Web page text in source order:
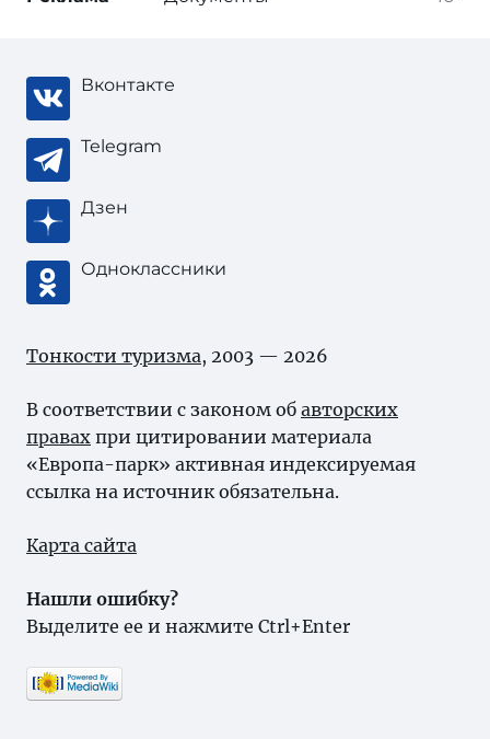
Вконтакте
Telegram
Дзен
Одноклассники
Тонкости туризма, 2003 — 2026
В соответствии с законом об авторских
правах при цитировании материала
«Европа-парк» активная индексируемая
ссылка на источник обязательна.
Карта сайта
Нашли ошибку?
Выделите ее и нажмите Ctrl+Enter